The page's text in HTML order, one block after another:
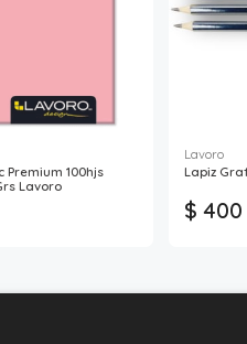
Premium 100hjs
Lavoro
Lavoro
Lapiz
$ 400